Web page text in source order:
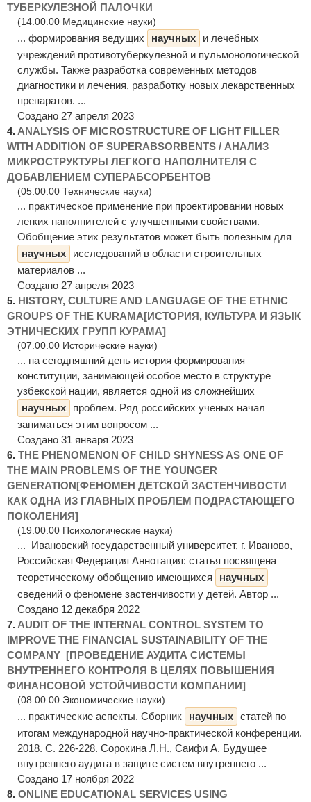
ТУБЕРКУЛЕЗНОЙ ПАЛОЧКИ
(14.00.00 Медицинские науки)
... формирования ведущих научных
и лечебных
учреждений противотуберкулезной и пульмонологической
службы. Также разработка современных методов
диагностики и лечения, разработку новых лекарственных
препаратов. ...
Создано 27 апреля 2023
4. ANALYSIS OF MICROSTRUCTURE OF LIGHT FILLER
WITH ADDITION OF SUPERABSORBENTS / АНАЛИЗ
МИКРОСТРУКТУРЫ ЛЕГКОГО НАПОЛНИТЕЛЯ С
ДОБАВЛЕНИЕМ СУПЕРАБСОРБЕНТОВ
(05.00.00 Технические науки)
... практическое применение при проектировании новых
легких наполнителей с улучшенными свойствами.
Обобщение этих результатов может быть полезным для
научных
исследований в области строительных
материалов ...
Создано 27 апреля 2023
5. HISTORY, CULTURE AND LANGUAGE OF THE ETHNIC
GROUPS OF THE KURAMA[ИСТОРИЯ, КУЛЬТУРА И ЯЗЫК
ЭТНИЧЕСКИХ ГРУПП КУРАМА]
(07.00.00 Исторические науки)
... на сегодняшний день история формирования
конституции, занимающей особое место в структуре
узбекской нации, является одной из сложнейших
научных
проблем. Ряд российских ученых начал
заниматься этим вопросом ...
Создано 31 января 2023
6. THE PHENOMENON OF CHILD SHYNESS AS ONE OF
THE MAIN PROBLEMS OF THE YOUNGER
GENERATION[ФЕНОМЕН ДЕТСКОЙ ЗАСТЕНЧИВОСТИ
КАК ОДНА ИЗ ГЛАВНЫХ ПРОБЛЕМ ПОДРАСТАЮЩЕГО
ПОКОЛЕНИЯ]
(19.00.00 Психологические науки)
... Ивановский государственный университет, г. Иваново,
Российская Федерация Аннотация: статья посвящена
теоретическому обобщению имеющихся
научных
сведений о феномене застенчивости у детей. Автор ...
Создано 12 декабря 2022
7. AUDIT OF THE INTERNAL CONTROL SYSTEM TO
IMPROVE THE FINANCIAL SUSTAINABILITY OF THE
COMPANY [ПРОВЕДЕНИЕ АУДИТА СИСТЕМЫ
ВНУТРЕННЕГО КОНТРОЛЯ В ЦЕЛЯХ ПОВЫШЕНИЯ
ФИНАНСОВОЙ УСТОЙЧИВОСТИ КОМПАНИИ]
(08.00.00 Экономические науки)
... практические аспекты. Сборник научных статей по
итогам международной научно-практической конференции.
2018. С. 226-228. Сорокина Л.Н., Саифи А. Будущее
внутреннего аудита в защите систем внутреннего ...
Создано 17 ноября 2022
8. ONLINE EDUCATIONAL SERVICES USING